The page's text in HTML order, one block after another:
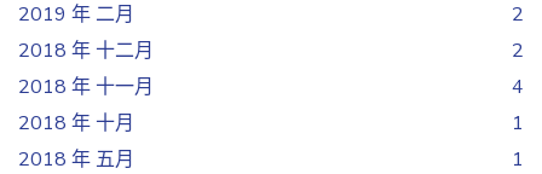
2019 年 二月
2
2018 年 十二月
2
2018 年 十一月
4
2018 年 十月
1
2018 年 五月
1